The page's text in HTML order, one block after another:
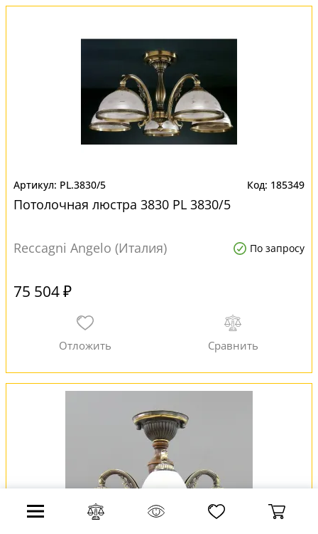
PL.3830/5 185349
Потолочная люстра 3830 PL 3830/5
Reccagni Angelo (Италия) По запросу
75 504 ₽